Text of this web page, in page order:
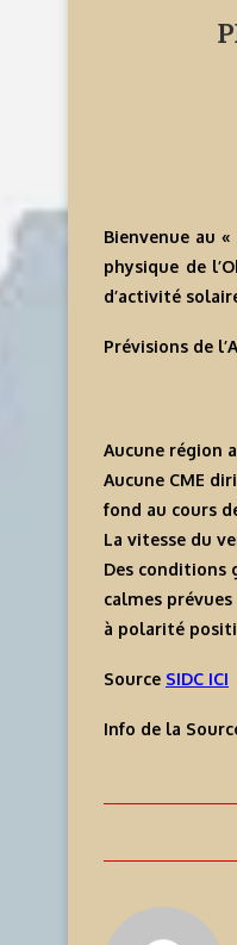
Bienvenue au
physique de
d’activité
Prévisions de
Aucune région
Aucune CME
fond au cours
La vitesse du
Des conditions
calmes
à polarité
Source SIDC ICI
Info de la